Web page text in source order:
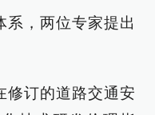
系，两位专家提出
修订的道路交通安